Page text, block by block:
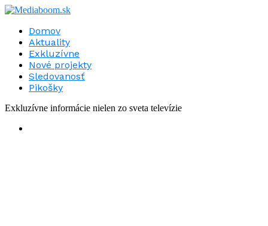
Domov
Aktuality
Exkluzívne
Nové projekty
Sledovanosť
Pikošky
Exkluzívne informácie nielen zo sveta televízie